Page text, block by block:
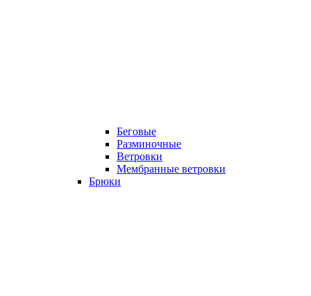
Беговые
Разминочные
Ветровки
Мембранные ветровки
Брюки